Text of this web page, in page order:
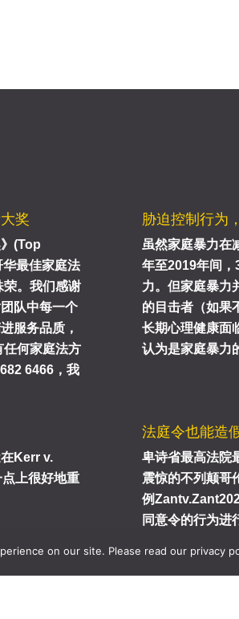
奖
(Top
最佳家庭法
荣。我们感谢
队中每一个
服务品质，
任何家庭法方
6466，我
胁迫控制行为
虽然家庭暴力在
年至2019年间
力。但家庭暴力
的目击者（如果
长期心理健康面
认为是家庭暴力
Kerr v.
上很好地重
法庭令也能造
卑诗省最高法院
震惊的不列颠哥
例
同意令的行为进
on our site. Please read our privacy